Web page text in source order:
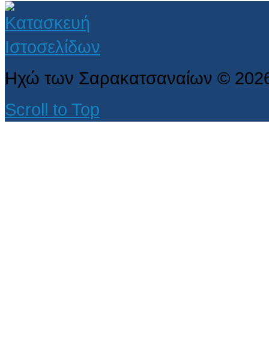
Ηχώ των Σαρακατσαναίων ©
Scroll to Top